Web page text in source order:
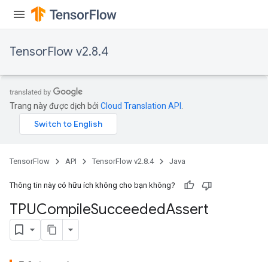
TensorFlow v2.8.4
Trang này được dịch bởi Cloud Translation API
TensorFlow API TensorFlow v2.8.4 Java
Thông tin này có hữu ích không cho bạn không?
TPUCompileSucceededAssert